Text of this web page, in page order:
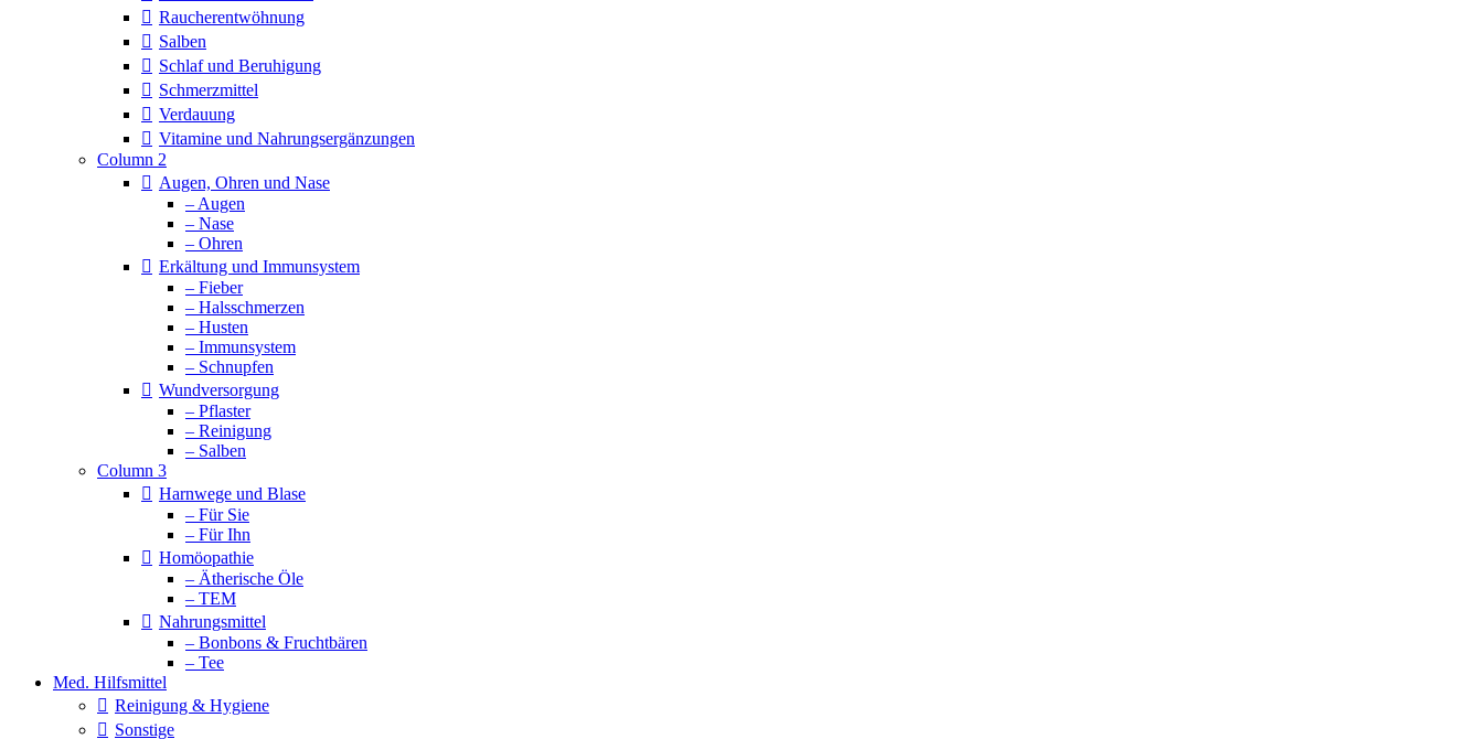
Raucherentwöhnung
Salben
Schlaf und Beruhigung
Schmerzmittel
Verdauung
Vitamine und Nahrungsergänzungen
Column 2
Augen, Ohren und Nase
– Augen
– Nase
– Ohren
Erkältung und Immunsystem
– Fieber
– Halsschmerzen
– Husten
– Immunsystem
– Schnupfen
Wundversorgung
– Pflaster
– Reinigung
– Salben
Column 3
Harnwege und Blase
– Für Sie
– Für Ihn
Homöopathie
– Ätherische Öle
– TEM
Nahrungsmittel
– Bonbons & Fruchtbären
– Tee
Med. Hilfsmittel
Reinigung & Hygiene
Sonstige